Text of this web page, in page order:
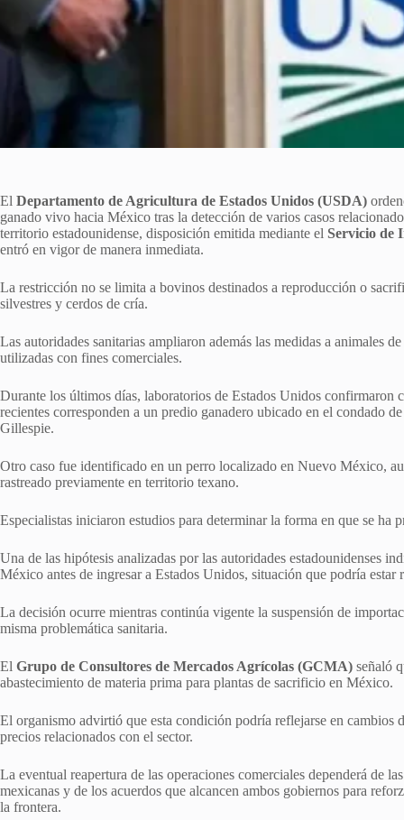
El Departamento de Agricultura de Estados Unidos (USDA)
ganado vivo hacia México tras la detección de varios casos
territorio estadounidense, disposición emitida mediante el Servicio de
entró en vigor de manera inmediata.
La restricción no se limita a bovinos destinados a reproducción o
silvestres y cerdos de cría.
Las autoridades sanitarias ampliaron además las medidas a animales
utilizadas con fines comerciales.
Durante los últimos días, laboratorios de Estados Unidos confirmaron
recientes corresponden a un predio ganadero ubicado en el condado
Gillespie.
Otro caso fue identificado en un perro localizado en Nuevo México,
rastreado previamente en territorio texano.
Especialistas iniciaron estudios para determinar la forma en que se ha
Una de las hipótesis analizadas por las autoridades estadounidenses
México antes de ingresar a Estados Unidos, situación que podría
La decisión ocurre mientras continúa vigente la suspensión de
misma problemática sanitaria.
El Grupo de Consultores de Mercados Agrícolas (GCMA) señaló
abastecimiento de materia prima para plantas de sacrificio en México.
El organismo advirtió que esta condición podría reflejarse en cambios
precios relacionados con el sector.
La eventual reapertura de las operaciones comerciales dependerá de
mexicanas y de los acuerdos que alcancen ambos gobiernos para
la frontera.